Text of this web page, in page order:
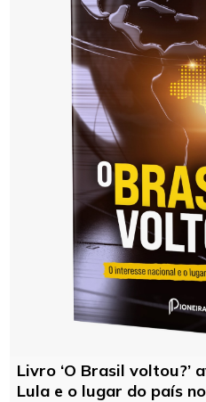
Livro ‘O Brasil voltou?’
Lula e o lugar do país